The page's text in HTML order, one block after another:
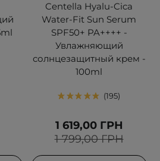
Centella Hyalu-Cica
Water-Fit Sun Serum
SPF50+ PA++++ -
Увлажняющий
солнцезащитный крем -
100ml
195
1 799,00 ГРН
1 619,00 ГРН